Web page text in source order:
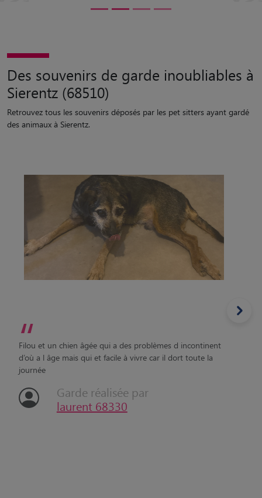
Des souvenirs de garde inoubliables à
Sierentz (68510)
Retrouvez tous les souvenirs déposés par les pet sitters ayant gardé
des animaux à Sierentz.
“
Filou et un chien âgée qui a des problèmes d incontinent
d’où a l âge mais qui et facile à vivre car il dort toute la
journée
Garde réalisée par
laurent 68330